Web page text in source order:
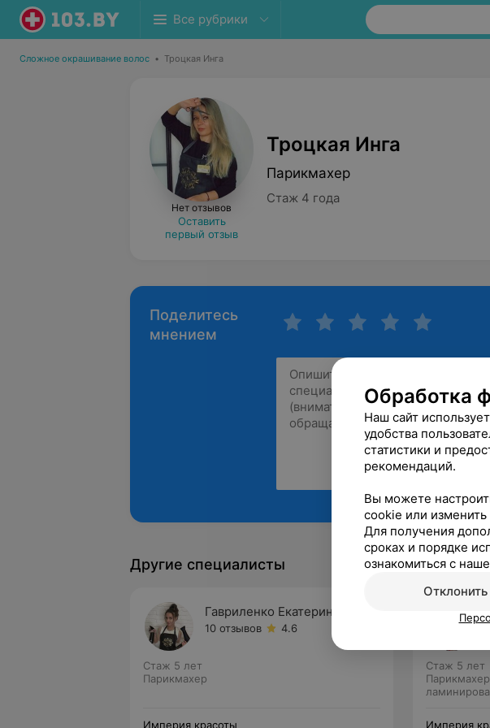
Все рубрики
Сложное окрашивание волос • Троцкая Инга
Нет отзывов
Оставить
первый отзыв
Троцкая Инга
Парикмахер
Стаж 4 года
Поделитесь
мнением
Другие специалисты
Гавриленко Екатерина
10 отзывов 4.6
Стаж 5 лет
Парикмахер
Империя красоты
Стаж 5 лет
Империя
Обработка
Наш сайт
удобства
статистики и
рекомендаций.
Вы можете
cookie или изменить
Для получения
сроках и порядке
ознакомиться с
Отклонить